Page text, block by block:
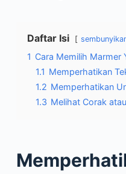
Daftar Isi
1 Cara Memilih Marmer
1.1 Memperhatikan
1.2 Memperhatikan
1.3 Melihat Corak